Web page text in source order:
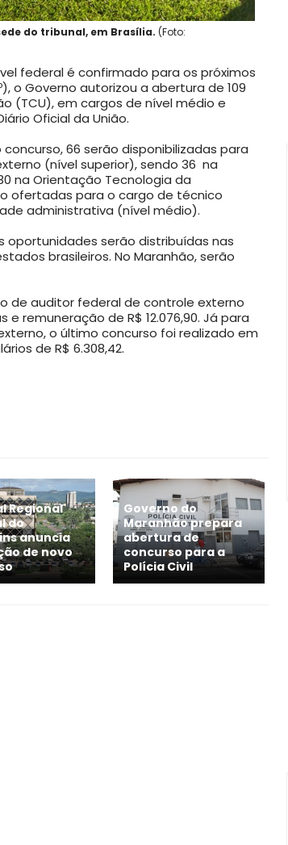
do tribunal, em Brasília. (Foto:
federal é confirmado para os próximos
o Governo autorizou a abertura de 109
(TCU), em cargos de nível médio e
Oficial da União.
66 serão disponibilizadas para
(nível superior), sendo 36 na
na Orientação Tecnologia da
ofertadas para o cargo de técnico
administrativa (nível médio).
oportunidades serão distribuídas nas
brasileiros. No Maranhão, serão
de auditor federal de controle externo
remuneração de R$ 12.076,90. Já para
o último concurso foi realizado em
de R$ 6.308,42.
Regional
do
anuncia
de novo
Governo do
Maranhão prepara
abertura de
concurso para a
Polícia Civil